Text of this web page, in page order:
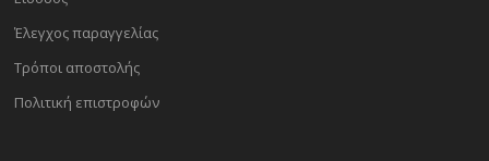
Έλεγχος παραγγελίας
Τρόποι αποστολής
Πολιτική επιστροφών